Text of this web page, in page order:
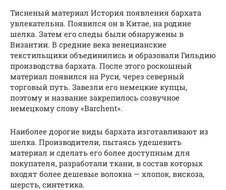
Тисненый материал История появления бархата
увлекательна. Появился он в Китае, на родине
шелка. Затем его следы были обнаружены в
Византии. В средние века венецианские
текстильщики объединились и образовали Гильдию
производства бархата. После этого роскошный
материал появился на Руси, через северный
торговый путь. Завезли его немецкие купцы,
поэтому и название закрепилось созвучное
немецкому слову «Barchent».
Наиболее дорогие виды бархата изготавливают из
шелка. Производители, пытаясь удешевить
материал и сделать его более доступным для
покупателя, разработали ткани, в состав которых
входят более дешевые волокна — хлопок, вискоза,
шерсть, синтетика.